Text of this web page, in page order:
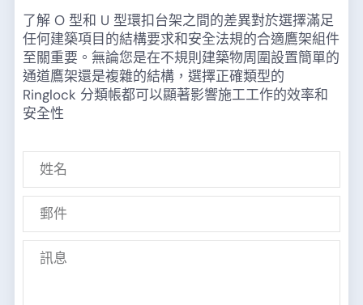
了解 O 型和 U 型環扣台架之間的差異對於選擇滿足
任何建築項目的結構要求和安全法規的合適鷹架組件
至關重要。無論您是在不規則建築物周圍設置簡單的
通道鷹架還是複雜的結構，選擇正確類型的
Ringlock 分類帳都可以顯著影響施工工作的效率和
安全性